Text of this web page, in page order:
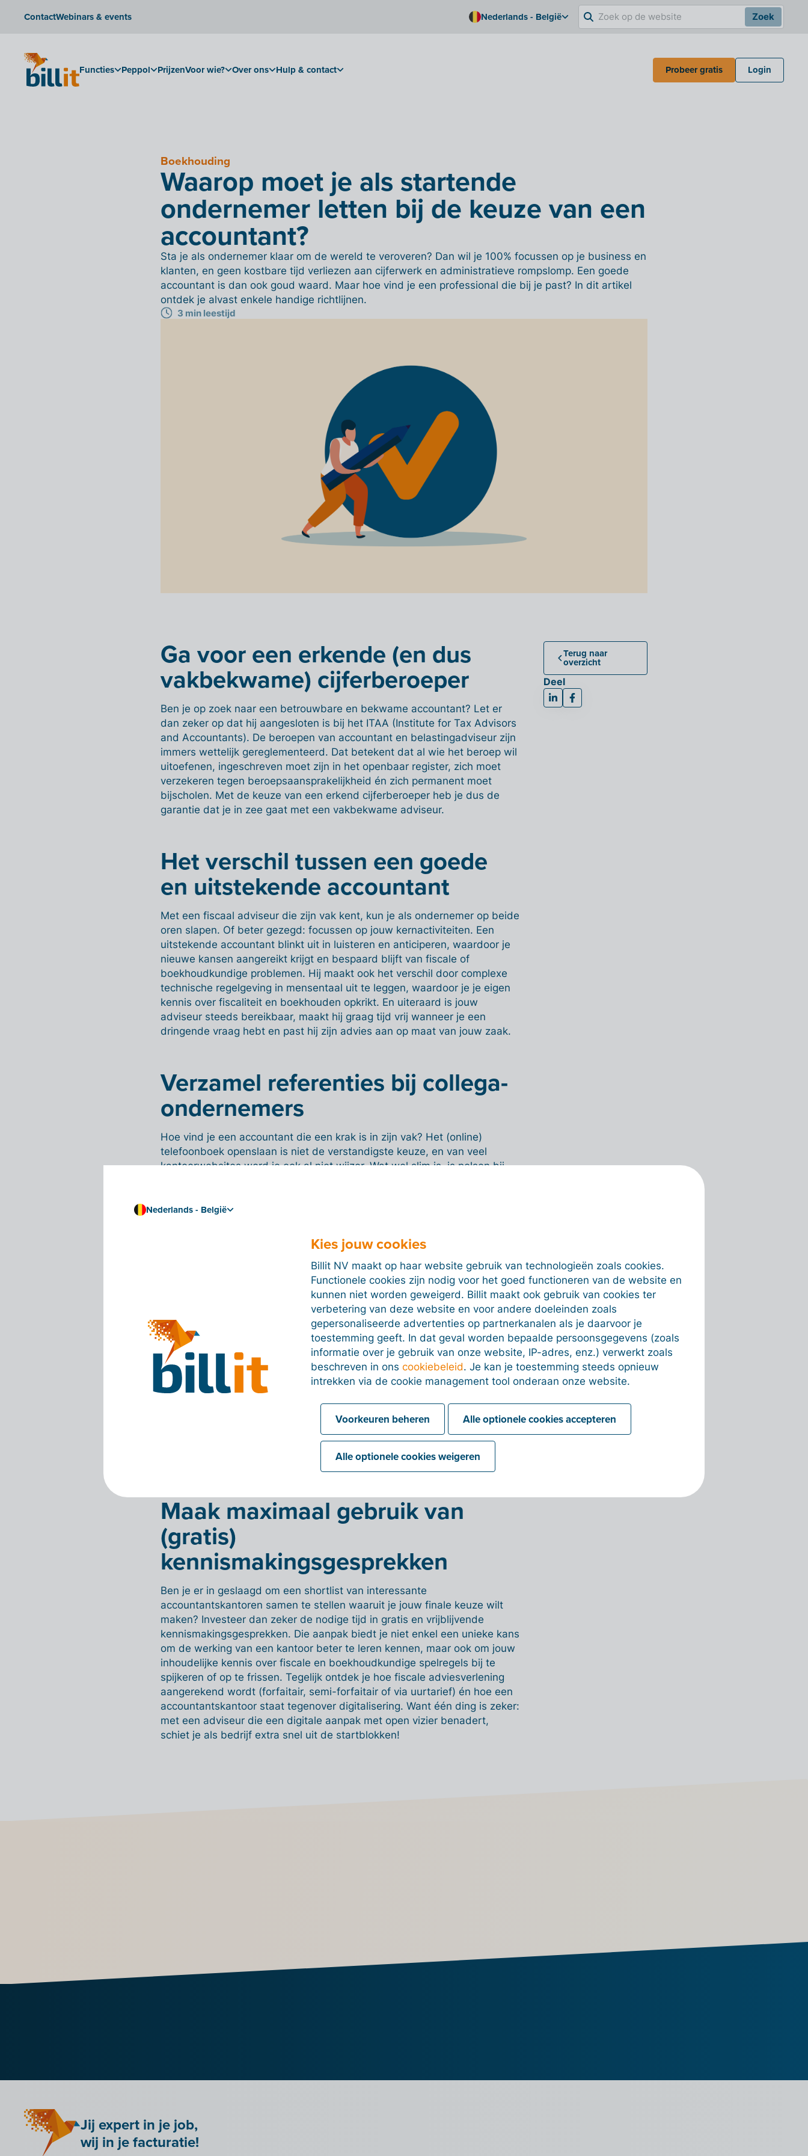
ContactWebinars & events Nederlands - België Zoek
Functies Peppol PrijzenVoor wie? Over ons Hulp & contact Probeer gratis Login
Boekhouding
Waarop moet je als startende
ondernemer letten bij de keuze van een
accountant?
Sta je als ondernemer klaar om de wereld te veroveren? Dan wil je 100% focussen op je business en
klanten, en geen kostbare tijd verliezen aan cijferwerk en administratieve rompslomp. Een goede
accountant is dan ook goud waard. Maar hoe vind je een professional die bij je past? In dit artikel
ontdek je alvast enkele handige richtlijnen.
3 min leestijd
Ga voor een erkende (en dus
vakbekwame) cijferberoeper
Ben je op zoek naar een betrouwbare en bekwame accountant? Let er
dan zeker op dat hij aangesloten is bij het ITAA (Institute for Tax Advisors
and Accountants). De beroepen van accountant en belastingadviseur zijn
immers wettelijk gereglementeerd. Dat betekent dat al wie het beroep wil
uitoefenen, ingeschreven moet zijn in het openbaar register, zich moet
verzekeren tegen beroepsaansprakelijkheid én zich permanent moet
bijscholen. Met de keuze van een erkend cijferberoeper heb je dus de
garantie dat je in zee gaat met een vakbekwame adviseur.
Het verschil tussen een goede
en uitstekende accountant
Met een fiscaal adviseur die zijn vak kent, kun je als ondernemer op beide
oren slapen. Of beter gezegd: focussen op jouw kernactiviteiten. Een
uitstekende accountant blinkt uit in luisteren en anticiperen, waardoor je
nieuwe kansen aangereikt krijgt en bespaard blijft van fiscale of
boekhoudkundige problemen. Hij maakt ook het verschil door complexe
technische regelgeving in mensentaal uit te leggen, waardoor je je eigen
kennis over fiscaliteit en boekhouden opkrikt. En uiteraard is jouw
adviseur steeds bereikbaar, maakt hij graag tijd vrij wanneer je een
dringende vraag hebt en past hij zijn advies aan op maat van jouw zaak.
Verzamel referenties bij collega-
ondernemers
Hoe vind je een accountant die een krak is in zijn vak? Het (online)
telefoonboek openslaan is niet de verstandigste keuze, en van veel
kantoorwebsites word je ook al niet wijzer. Wat wel slim is, is polsen bij
verzamelen. Spreek dus zeker jouw netwerk aan. Op die manier vind je
Kies een accountant op maat
van jouw ambities en bedrijf
Nog een belangrijk aandachtspunt: kies een accountant op maat van jouw
ambities en jouw zaak. Wil je van je hobby een bijberoep maken, zonder
al te grootse plannen? Wil je enkel in regel zijn met alle officiële
administratie? Dan volstaat een klein boekhoudkantoor dat je op een
goedkope manier bijstaat. Ben je echter een start-up met serieuze
ambities en concrete groeiplannen? Dan is het verstandiger om in zee te
gaan met een groter accountantskantoor met een breed – zelfs
internationaal – netwerk. De inschakeling van dergelijk kantoor heeft
uiteraard een hoger prijskaartje, maar zal je ook meer return on
Maak maximaal gebruik van
(gratis)
kennismakingsgesprekken
Ben je er in geslaagd om een shortlist van interessante
accountantskantoren samen te stellen waaruit je jouw finale keuze wilt
maken? Investeer dan zeker de nodige tijd in gratis en vrijblijvende
kennismakingsgesprekken. Die aanpak biedt je niet enkel een unieke kans
om de werking van een kantoor beter te leren kennen, maar ook om jouw
inhoudelijke kennis over fiscale en boekhoudkundige spelregels bij te
spijkeren of op te frissen. Tegelijk ontdek je hoe fiscale adviesverlening
aangerekend wordt (forfaitair, semi-forfaitair of via uurtarief) én hoe een
accountantskantoor staat tegenover digitalisering. Want één ding is zeker:
met een adviseur die een digitale aanpak met open vizier benadert,
schiet je als bedrijf extra snel uit de startblokken!
Terug naar
overzicht
Deel
Jij expert in je job,
wij in je facturatie!
Nederlands - België
Kies jouw cookies
Billit NV maakt op haar website gebruik van technologieën zoals cookies.
Functionele cookies zijn nodig voor het goed functioneren van de website en
kunnen niet worden geweigerd. Billit maakt ook gebruik van cookies ter
verbetering van deze website en voor andere doeleinden zoals
gepersonaliseerde advertenties op partnerkanalen als je daarvoor je
toestemming geeft. In dat geval worden bepaalde persoonsgegevens (zoals
informatie over je gebruik van onze website, IP-adres, enz.) verwerkt zoals
beschreven in onscookiebeleid. Je kan je toestemming steeds opnieuw
intrekken via de cookie management tool onderaan onze website.
Voorkeuren beheren Alle optionele cookies accepteren
Alle optionele cookies weigeren